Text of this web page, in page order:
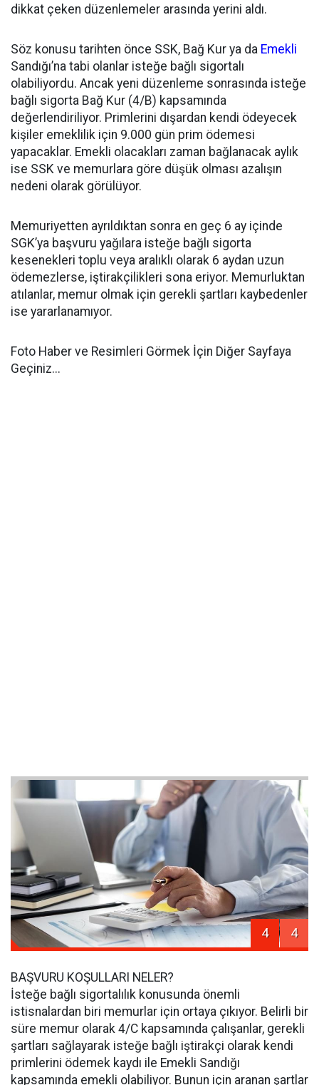
dikkat çeken düzenlemeler arasında yerini aldı.
Söz konusu tarihten önce SSK, Bağ Kur ya da Emekli
Sandığı’na tabi olanlar isteğe bağlı sigortalı
olabiliyordu. Ancak yeni düzenleme sonrasında isteğe
bağlı sigorta Bağ Kur (4/B) kapsamında
değerlendiriliyor. Primlerini dışardan kendi ödeyecek
kişiler emeklilik için 9.000 gün prim ödemesi
yapacaklar. Emekli olacakları zaman bağlanacak aylık
ise SSK ve memurlara göre düşük olması azalışın
nedeni olarak görülüyor.
Memuriyetten ayrıldıktan sonra en geç 6 ay içinde
SGK’ya başvuru yağılara isteğe bağlı sigorta
kesenekleri toplu veya aralıklı olarak 6 aydan uzun
ödemezlerse, iştirakçilikleri sona eriyor. Memurluktan
atılanlar, memur olmak için gerekli şartları kaybedenler
ise yararlanamıyor.
Foto Haber ve Resimleri Görmek İçin Diğer Sayfaya
Geçiniz...
4 4
BAŞVURU KOŞULLARI NELER?
İsteğe bağlı sigortalılık konusunda önemli
istisnalardan biri memurlar için ortaya çıkıyor. Belirli bir
süre memur olarak 4/C kapsamında çalışanlar, gerekli
şartları sağlayarak isteğe bağlı iştirakçi olarak kendi
primlerini ödemek kaydı ile Emekli Sandığı
kapsamında emekli olabiliyor. Bunun için aranan şartlar